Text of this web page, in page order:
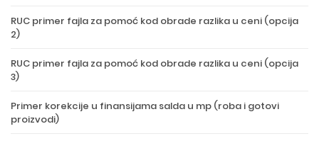
RUC primer fajla za pomoć kod obrade razlika u ceni (opcija
2)
RUC primer fajla za pomoć kod obrade razlika u ceni (opcija
3)
Primer korekcije u finansijama salda u mp (roba i gotovi
proizvodi)